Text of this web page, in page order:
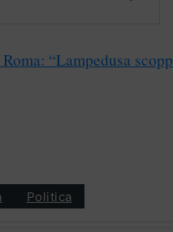
“Lampedusa
Politica